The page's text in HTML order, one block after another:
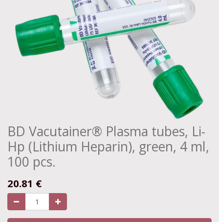
BD Vacutainer® Plasma tubes, Li-
Hp (Lithium Heparin), green, 4 ml,
100 pcs.
20.81 €